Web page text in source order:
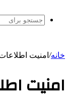
خانه/ امنیت
امنیت